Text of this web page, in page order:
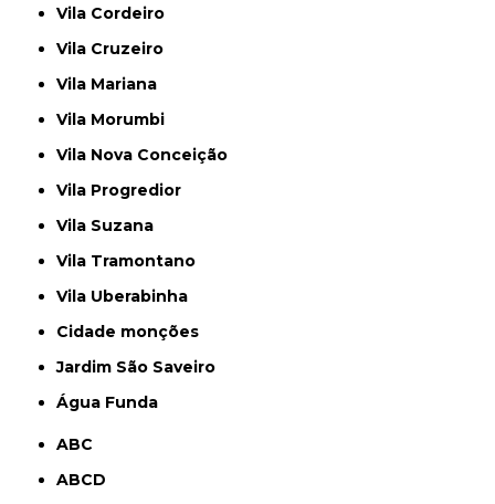
Vila Cordeiro
Vila Cruzeiro
Vila Mariana
Vila Morumbi
Vila Nova Conceição
Vila Progredior
Vila Suzana
Vila Tramontano
Vila Uberabinha
cidade monções
jardim São Saveiro
Água Funda
ABC
ABCD